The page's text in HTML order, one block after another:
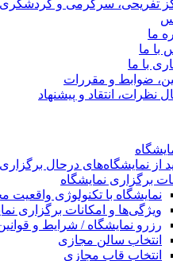
تفریحی، سرگرمی و گردشگری
ما
با ما
با ما
ضوابط و مقررات
نظرات، انتقاد و پیشنهاد
از نمایشگاه‌های درحال برگزاری
برگزاری نمایشگاه
نمایشگاه با تکنولوژی
ویژگی‌ها و امکانات برگزاری
رزرو نمایشگاه / شرایط و
انتخاب سالن مجازی
انتخاب قاب مجازی